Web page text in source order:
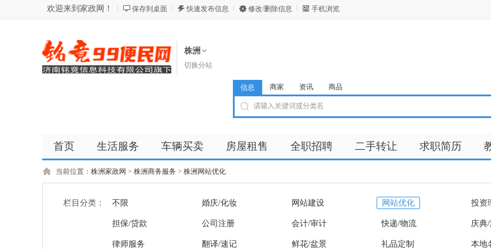
欢迎来到家政网！ 保存到桌面 快速发布信息 修改/删除信息 手机浏览
株洲
切换分站
信息 商家 资讯 商品
首页 生活服务 车辆买卖 房屋租售 全职招聘 二手转让 求职简历
商品 店铺
当前位置： 株洲家政网 > 株洲商务服务 > 株洲网站优化
栏目分类： 不限 婚庆/化妆 网站建设 网站优化 投资
担保/贷款 公司注册 会计/审计 快递/物流 庆典
律师服务 翻译/速记 鲜花/盆景 礼品定制 本地